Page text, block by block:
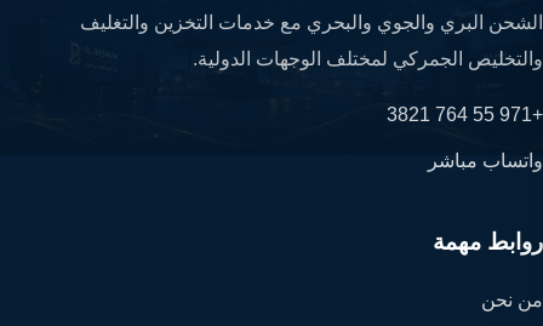
الشحن البري والجوي والبحري مع خدمات التخزين والتغليف
والتخليص الجمركي لمختلف الوجهات الدولية.
+971 55 764 3821
واتساب مباشر
روابط مهمة
من نحن